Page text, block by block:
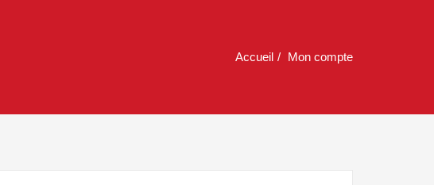
Accueil Mon compte